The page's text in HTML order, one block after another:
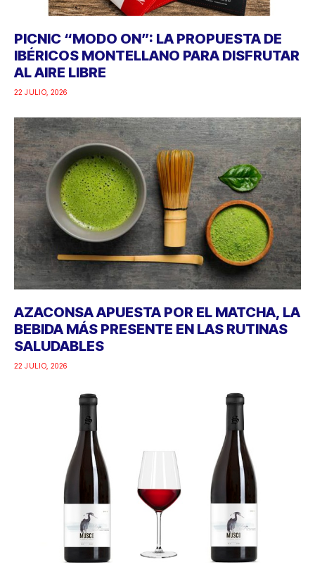
PICNIC “MODO ON”: LA PROPUESTA DE
IBÉRICOS MONTELLANO PARA DISFRUTAR
AL AIRE LIBRE
22 JULIO, 2026
AZACONSA APUESTA POR EL MATCHA, LA
BEBIDA MÁS PRESENTE EN LAS RUTINAS
SALUDABLES
22 JULIO, 2026